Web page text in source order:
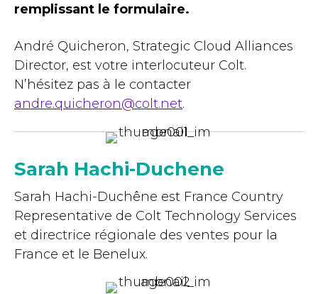
remplissant le formulaire.
André Quicheron, Strategic Cloud Alliances
Director, est votre interlocuteur Colt.
N’hésitez pas à le contacter
andre.quicheron@colt.net.
Sarah Hachi-Duchene
Sarah Hachi-Duchêne est France Country
Representative de Colt Technology Services
et directrice régionale des ventes pour la
France et le Benelux.